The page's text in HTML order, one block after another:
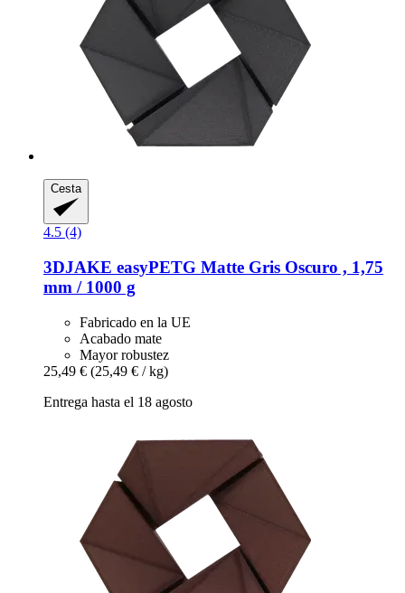
Cesta
4.5 (4)
3DJAKE easyPETG Matte Gris Oscuro , 1,75
mm / 1000 g
Fabricado en la UE
Acabado mate
Mayor robustez
25,49 € (25,49 € / kg)
Entrega hasta el 18 agosto